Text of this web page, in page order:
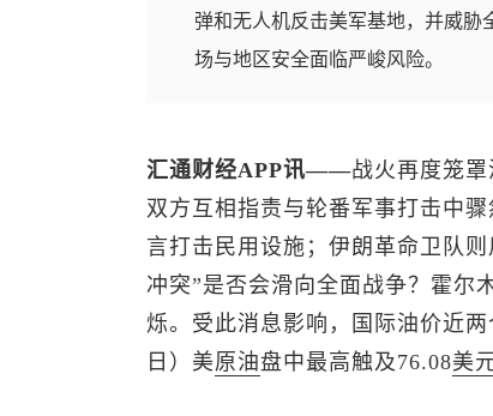
弹和无人机反击美军基地，并威
场与地区安全面临严峻风险。
汇通财经APP讯——战火再度笼
双方互相指责与轮番军事打击中
言打击民用设施；伊朗革命卫队
冲突”是否会滑向全面战争？霍尔
烁。受此消息影响，国际油价近
日） 美原油盘中最高触及76.08美